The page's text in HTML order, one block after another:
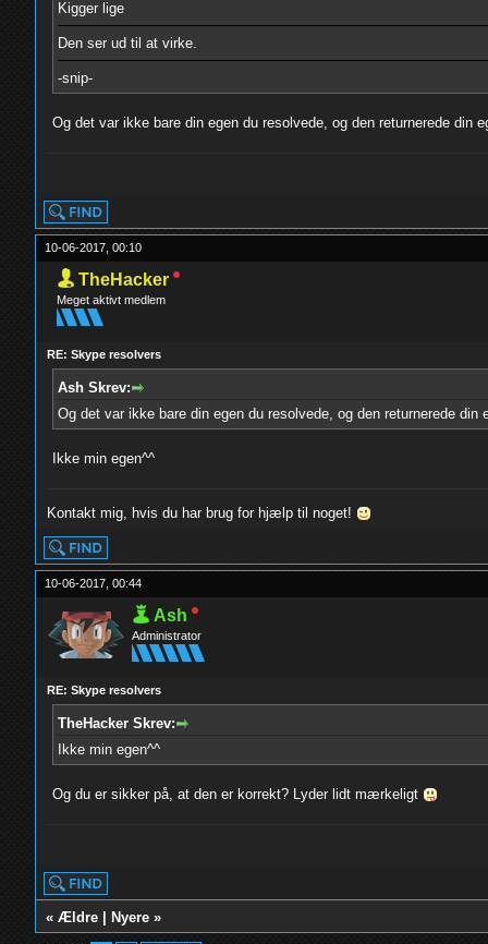
Kigger lige
Den ser ud til at virke.
-snip-
Og det var ikke bare din egen du resolvede, og den returnerede din
10-06-2017, 00:10
TheHacker
Meget aktivt medlem
RE: Skype resolvers
Ash Skrev:
Og det var ikke bare din egen du resolvede, og den returnerede din
Ikke min egen^^
Kontakt mig, hvis du har brug for hjælp til noget!
10-06-2017, 00:44
Ash
Administrator
RE: Skype resolvers
TheHacker Skrev:
Ikke min egen^^
Og du er sikker på, at den er korrekt? Lyder lidt mærkeligt
«Ældre Nyere »